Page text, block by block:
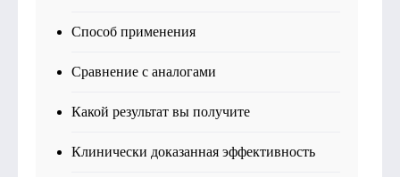
Способ применения
Сравнение с аналогами
Какой результат вы получите
Клинически доказанная эффективность